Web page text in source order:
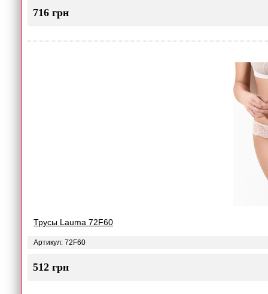
716 грн
Трусы Lauma 72F60
Артикул: 72F60
512 грн